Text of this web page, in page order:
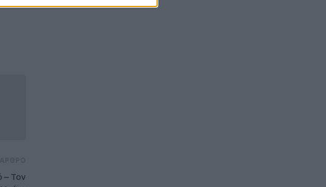
– Τον